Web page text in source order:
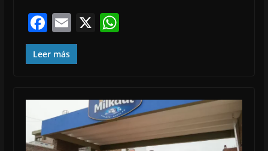
F
ac
e
o
o
k
E
m
ai
X W
A
p
p
Leer más